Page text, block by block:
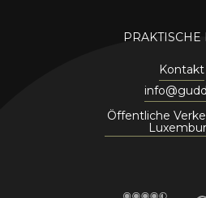
PRAKTISCHE
Kontakt
Öffentliche